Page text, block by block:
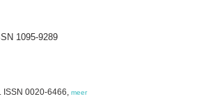
1095-9289
ISSN 0020-6466, meer